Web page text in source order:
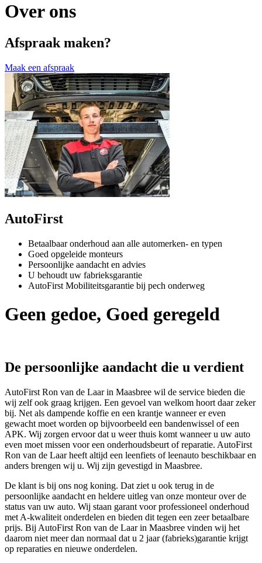
Over ons
Afspraak maken?
Maak een afspraak
AutoFirst
Betaalbaar onderhoud aan alle automerken- en typen
Goed opgeleide monteurs
Persoonlijke aandacht en advies
U behoudt uw fabrieksgarantie
AutoFirst Mobiliteitsgarantie bij pech onderweg
Geen gedoe, Goed geregeld
De persoonlijke aandacht die u verdient
AutoFirst Ron van de Laar in Maasbree wil de service bieden die
wij zelf ook graag krijgen. Een gevoel van welkom hoort daar zeker
bij. Net als dampende koffie en een krantje wanneer er even
gewacht moet worden op bijvoorbeeld een bandenwissel of een
APK. Wij zorgen ervoor dat u weer thuis komt wanneer u uw auto
even moet missen voor een onderhoudsbeurt of reparatie. AutoFirst
Ron van de Laar heeft altijd een leenfiets of leenauto beschikbaar en
anders brengen wij u. Wij zijn gevestigd in Maasbree.
De klant is bij ons nog koning. Dat ziet u ook terug in de
persoonlijke aandacht en heldere uitleg van onze monteur over de
status van uw auto. Wij staan garant voor professioneel onderhoud
met A-kwaliteit onderdelen en bieden dit tegen een zeer betaalbare
prijs. Bij AutoFirst Ron van de Laar in Maasbree vinden wij het
daarom niet meer dan normaal dat u 2 jaar (fabrieks)garantie krijgt
op reparaties en nieuwe onderdelen.